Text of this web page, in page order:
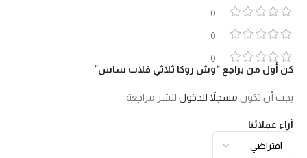
0
0
0
آراء عملائنا
كن أول من يراجع “وش روكا ثلاثي فلات ساس”
يجب أن تكون مسجلاً للدخول لنشر مراجعة.